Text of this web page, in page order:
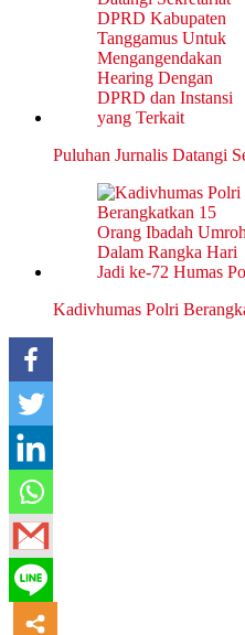
Puluhan Jurnalis Datangi
Kadivhumas Polri